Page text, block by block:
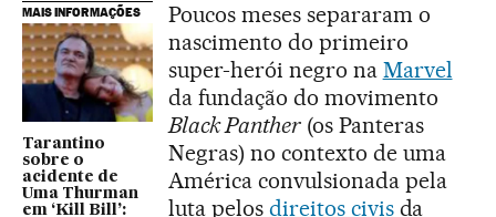
MAIS INFORMAÇÕES
Tarantino
sobre o
acidente de
Uma Thurman
em ‘Kill Bill’:
Poucos meses separaram o
nascimento do primeiro
super-herói negro na Marvel
da fundação do movimento
Black Panther(os Panteras
Negras) no contexto de uma
América convulsionada pela
luta pelos direitos civisda